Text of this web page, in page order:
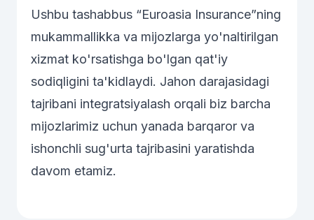
Ushbu tashabbus “Euroasia Insurance”ning
mukammallikka va mijozlarga yo'naltirilgan
xizmat ko'rsatishga bo'lgan qat'iy
sodiqligini ta'kidlaydi. Jahon darajasidagi
tajribani integratsiyalash orqali biz barcha
mijozlarimiz uchun yanada barqaror va
ishonchli sug'urta tajribasini yaratishda
davom etamiz.